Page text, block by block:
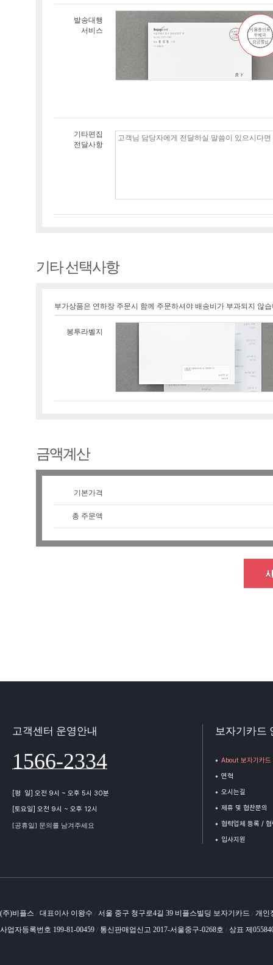
발송대행
서비스
기타편집
전달사항
기타 선택사항
부가상품은 연하장 주문시 함께 주문하셔야 배송비가 부과되지 않
봉투라벨지
금액계산
기본가격
총 주문액
고객센터 운영안내
1566-2334
[평 일] 오전 9시 ~ 오후 5시 30분
[토요일] 오전 9시 ~ 오후 12시
[공휴일] 문의를 남겨주세요
보자기카드
About 보자기카드
연혁
오시는길
제휴 및 협찬문의
협력업체 등록 /
입사지원
(주)비플스 / 대표이사 이왕수 / 서울 중구 청구로4길 39 비플스빌딩 보자기카드 / 개인
사업자등록번호 199-81-00459 / 통신판매업신고 2017-서울중구-0268호 / 상표 제